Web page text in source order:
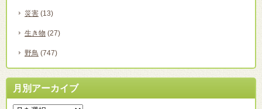
災害 (13)
生き物 (27)
野鳥 (747)
月別アーカイブ